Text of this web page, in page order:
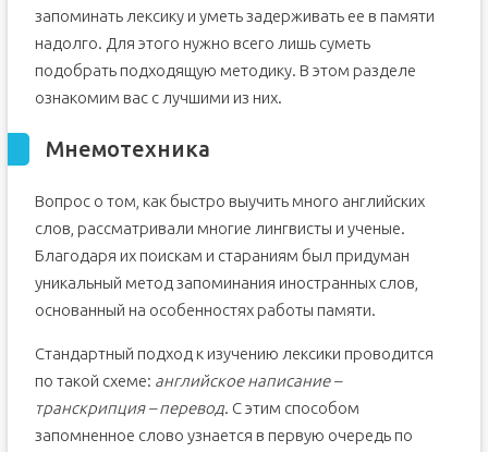
запоминать лексику и уметь задерживать ее в памяти
надолго. Для этого нужно всего лишь суметь
подобрать подходящую методику. В этом разделе
ознакомим вас с лучшими из них.
Мнемотехника
Вопрос о том, как быстро выучить много английских
слов, рассматривали многие лингвисты и ученые.
Благодаря их поискам и стараниям был придуман
уникальный метод запоминания иностранных слов,
основанный на особенностях работы памяти.
Стандартный подход к изучению лексики проводится
по такой схеме: английское написание –
транскрипция – перевод. С этим способом
запомненное слово узнается в первую очередь по